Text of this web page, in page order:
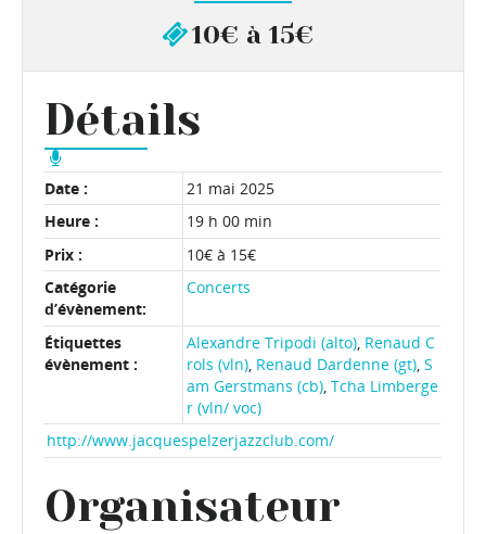
10€ à 15€
Détails
Date :
21 mai 2025
Heure :
19 h 00 min
Prix :
10€ à 15€
Catégorie
d’évènement:
Concerts
Étiquettes
évènement :
Alexandre Tripodi (alto) Renaud C
rols (vln) Renaud Dardenne (gt) ,S
am Gerstmans (cb) ,Tcha Limberge
r (vln/ voc)
http://www.jacquespelzerjazzclub.com/
Organisateur